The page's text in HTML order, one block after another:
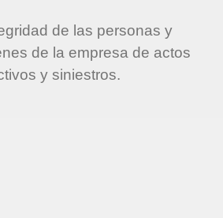
de las personas y
de la empresa de actos
y siniestros.